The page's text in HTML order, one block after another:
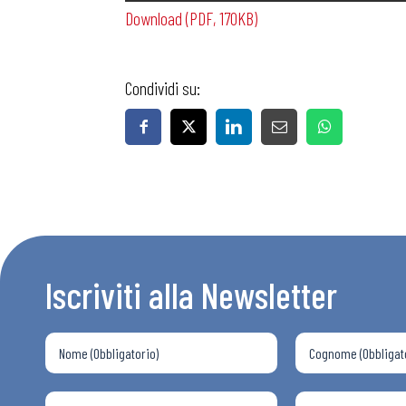
Chi Siamo
Download (PDF, 170KB)
Condividi su:
Iscriviti alla Newsletter